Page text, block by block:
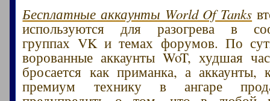
Бесплатные аккаунты World Of Tanks
используются для разогрева в
группах VK и темах форумов. По
ворованные аккаунты WoT, худшая
бросается как приманка, а аккаунты,
премиум технику в ангаре